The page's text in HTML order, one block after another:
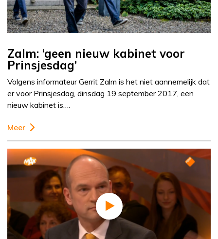
Zalm: ‘geen nieuw kabinet voor
Prinsjesdag’
Volgens informateur Gerrit Zalm is het niet aannemelijk dat
er voor Prinsjesdag, dinsdag 19 september 2017, een
nieuw kabinet is….
Meer